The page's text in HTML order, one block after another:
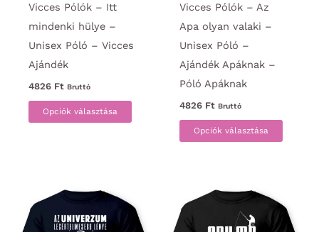
Vicces Pólók – Itt
mindenki hülye –
Unisex Póló – Vicces
Ajándék
4826 Ft Bruttó
Opciók választása
Ennek
a
terméknek
van.
A
Vicces Pólók – Az
Apa olyan valaki –
Unisex Póló –
Ajándék Apáknak –
Póló Apáknak
4826 Ft Bruttó
Opciók választása
Ennek
a
van.